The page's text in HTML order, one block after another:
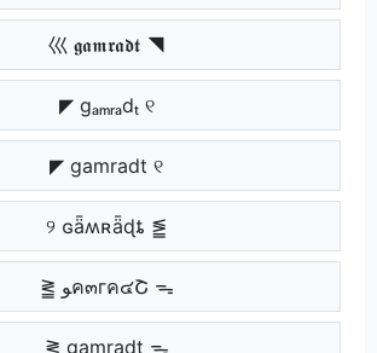
巛 𝖌𝖆𝖒𝖗𝖆𝖉𝖙 ◥
◤ gₐₘᵣₐdₜ ୧
◤ gamradt ୧
୨ ɢǟʍʀǟɖȶ ⪑
⪒ ﻮค๓гค๔Շ ᯓ
⪒ gamradt ᯓ